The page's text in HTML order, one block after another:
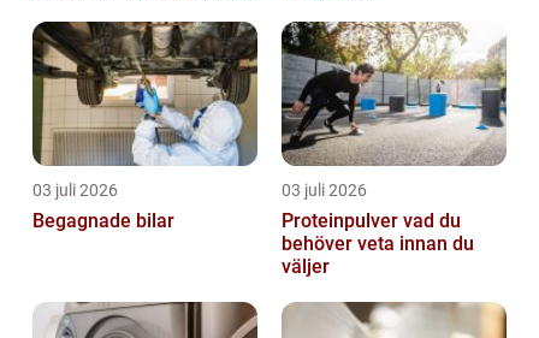
03 juli 2026
Begagnade bilar
03 juli 2026
Proteinpulver vad du
behöver veta innan du
väljer